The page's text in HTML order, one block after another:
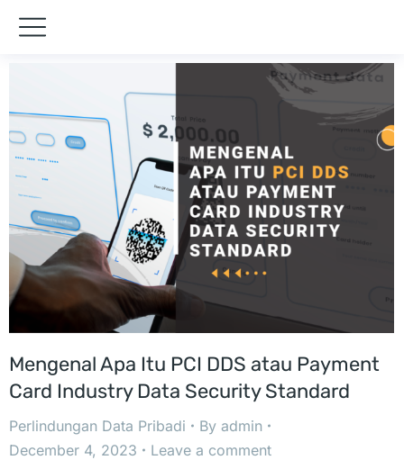
Mengenal Apa Itu PCI DDS atau Payment
Card Industry Data Security Standard
Perlindungan Data Pribadi By admin
December 4, 2023
Leave a comment